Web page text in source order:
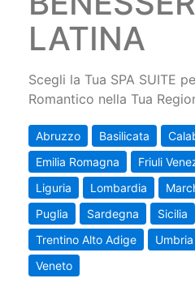
LATINA
Scegli la Tua SPA SUITE
Romantico nella Tua
Abruzzo Basilicata
Emilia Romagna
Friuli
Liguria
Lombardia
Puglia
Sardegna Sicilia
Trentino Alto Adige
Umbria
Veneto